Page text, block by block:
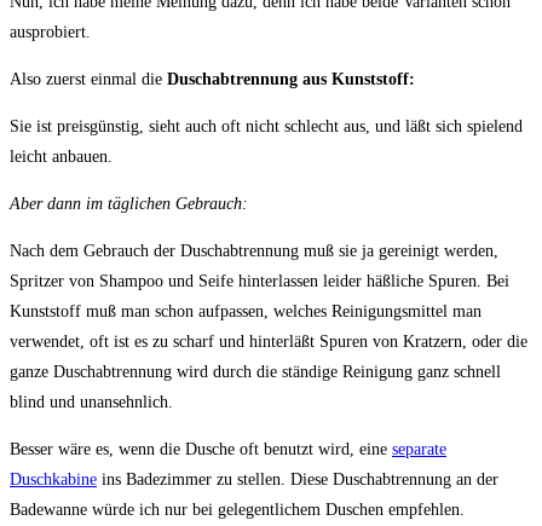
ausprobiert.
Also zuerst einmal die Duschabtrennung aus Kunststoff:
Sie ist preisgünstig, sieht auch oft nicht schlecht aus, und läßt sich spielend
leicht anbauen.
Aber dann im täglichen Gebrauch:
Nach dem Gebrauch der Duschabtrennung muß sie ja gereinigt werden,
Spritzer von Shampoo und Seife hinterlassen leider häßliche Spuren. Bei
Kunststoff muß man schon aufpassen, welches Reinigungsmittel man
verwendet, oft ist es zu scharf und hinterläßt Spuren von Kratzern, oder die
ganze Duschabtrennung wird durch die ständige Reinigung ganz schnell
blind und unansehnlich.
Besser wäre es, wenn die Dusche oft benutzt wird, eine separate
Duschkabine ins Badezimmer zu stellen. Diese Duschabtrennung an der
Badewanne würde ich nur bei gelegentlichem Duschen empfehlen.